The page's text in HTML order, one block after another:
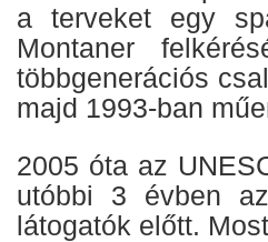
a terveket egy
Montaner
többgenerációs
majd 1993-ban
2005 óta az
utóbbi 3 évben
látogatók előtt.